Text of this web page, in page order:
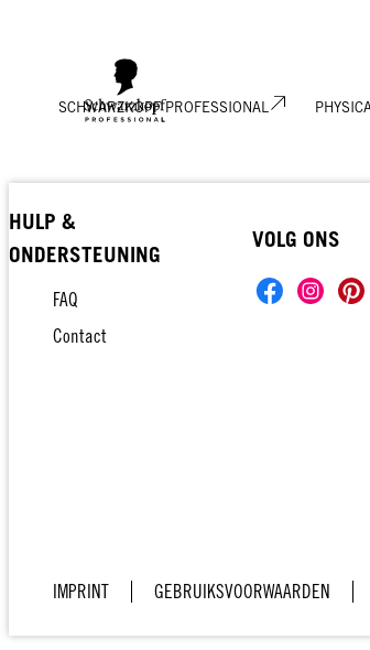
SCHWARZKOPF PROFESSIONAL
HULP &
ONDERSTEUNING
FAQ
Contact
VOLG ONS
IMPRINT GEBRUIKSVOORWAARDEN